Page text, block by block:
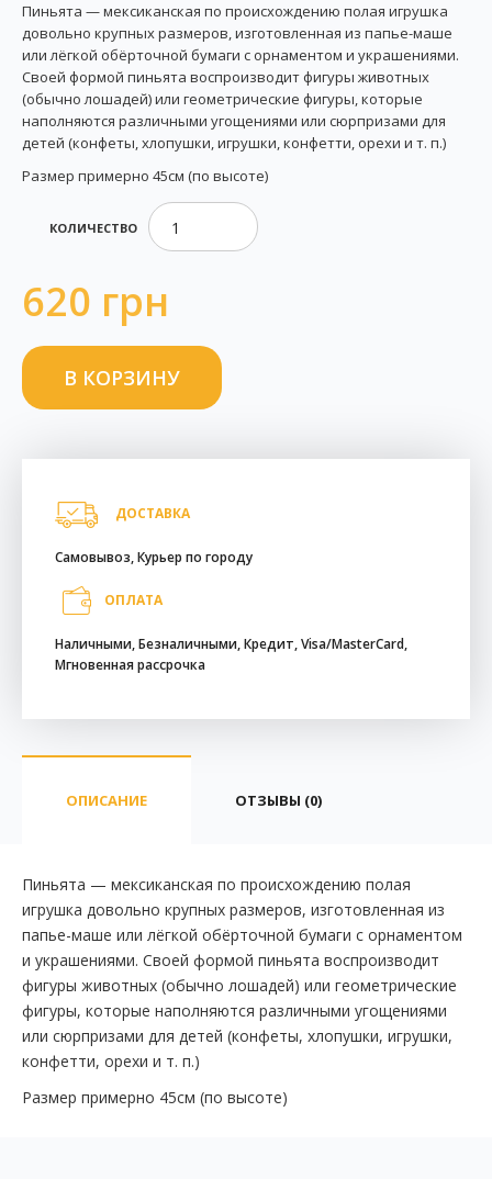
Пиньята — мексиканская по происхождению полая игрушка
довольно крупных размеров, изготовленная из папье-маше
или лёгкой обёрточной бумаги с орнаментом и украшениями.
Своей формой пиньята воспроизводит фигуры животных
(обычно лошадей) или геометрические фигуры, которые
наполняются различными угощениями или сюрпризами для
детей (конфеты, хлопушки, игрушки, конфетти, орехи и т. п.)
Размер примерно 45см (по высоте)
КОЛИЧЕСТВО
620 грн
ДОСТАВКА
Самовывоз, Курьер по городу
ОПЛАТА
Наличными, Безналичными, Кредит, Visa/MasterCard,
Мгновенная рассрочка
ОПИСАНИЕ ОТЗЫВЫ (0)
Пиньята — мексиканская по происхождению полая
игрушка довольно крупных размеров, изготовленная из
папье-маше или лёгкой обёрточной бумаги с орнаментом
и украшениями. Своей формой пиньята воспроизводит
фигуры животных (обычно лошадей) или геометрические
фигуры, которые наполняются различными угощениями
или сюрпризами для детей (конфеты, хлопушки, игрушки,
конфетти, орехи и т. п.)
Размер примерно 45см (по высоте)